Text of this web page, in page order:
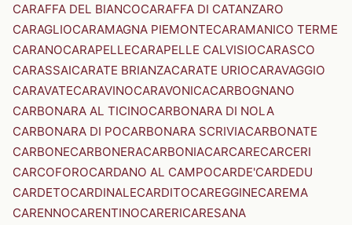
CARAFFA DEL BIANCOCARAFFA DI CATANZARO
CARAGLIOCARAMAGNA PIEMONTECARAMANICO TERME
CARANOCARAPELLECARAPELLE CALVISIOCARASCO
CARASSAICARATE BRIANZACARATE URIOCARAVAGGIO
CARAVATECARAVINOCARAVONICACARBOGNANO
CARBONARA AL TICINOCARBONARA DI NOLA
CARBONARA DI POCARBONARA SCRIVIACARBONATE
CARBONECARBONERACARBONIACARCARECARCERI
CARCOFOROCARDANO AL CAMPOCARDE'CARDEDU
CARDETOCARDINALECARDITOCAREGGINECAREMA
CARENNOCARENTINOCARERICARESANA